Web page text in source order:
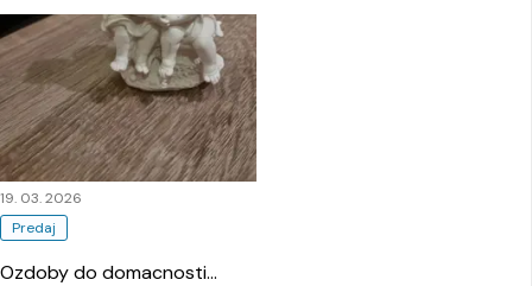
Predaj
19. 03. 2026
Ozdoby do domacnosti…